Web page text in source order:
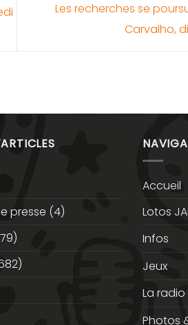
Les recherches se
Carvalho,
presse (4)
Accueil
Lotos
Infos
Jeux
La radio
Photos